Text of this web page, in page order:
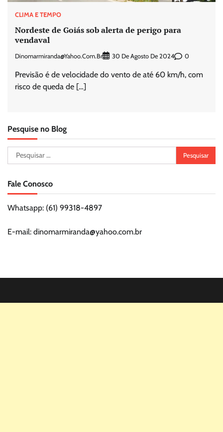
CLIMA E TEMPO
Nordeste de Goiás sob alerta de perigo para
vendaval
Dinomarmiranda@yahoo.com.br 30 De Agosto De 2024 0
Previsão é de velocidade do vento de até 60 km/h, com
risco de queda de […]
Pesquise no Blog
Pesquisar
por:
Fale Conosco
Whatsapp: (61) 99318-4897
E-mail: dinomarmiranda@yahoo.com.br